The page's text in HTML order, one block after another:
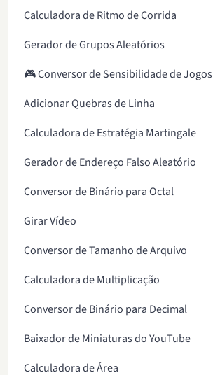
Calculadora de Ritmo de Corrida
Gerador de Grupos Aleatórios
🎮 Conversor de Sensibilidade de Jogos
Adicionar Quebras de Linha
Calculadora de Estratégia Martingale
Gerador de Endereço Falso Aleatório
Conversor de Binário para Octal
Girar Vídeo
Conversor de Tamanho de Arquivo
Calculadora de Multiplicação
Conversor de Binário para Decimal
Baixador de Miniaturas do YouTube
Calculadora de Área